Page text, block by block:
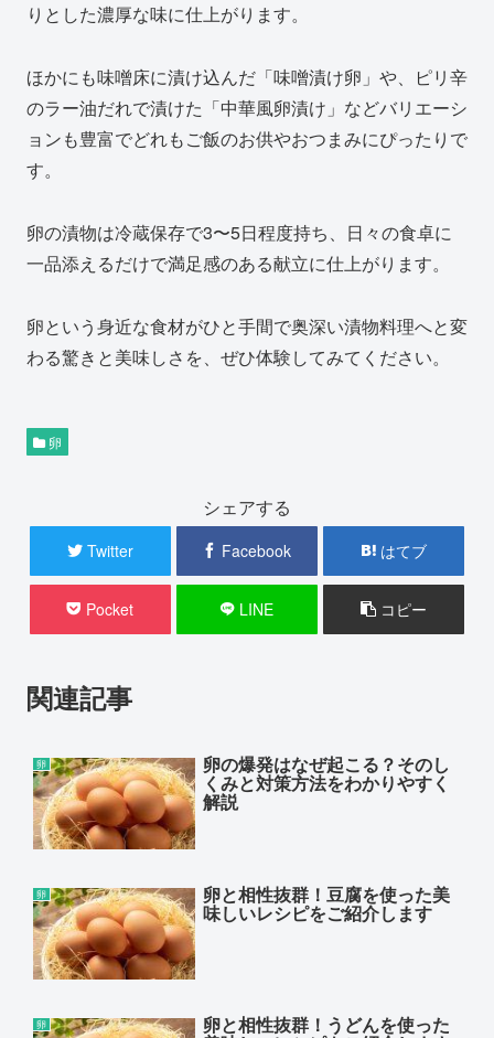
りとした濃厚な味に仕上がります。
ほかにも味噌床に漬け込んだ「味噌漬け卵」や、ピリ辛
のラー油だれで漬けた「中華風卵漬け」などバリエーシ
ョンも豊富でどれもご飯のお供やおつまみにぴったりで
す。
卵の漬物は冷蔵保存で3〜5日程度持ち、日々の食卓に
一品添えるだけで満足感のある献立に仕上がります。
卵という身近な食材がひと手間で奥深い漬物料理へと変
わる驚きと美味しさを、ぜひ体験してみてください。
卵
シェアする
Twitter Facebook はてブ
Pocket LINE コピー
関連記事
卵 卵の爆発はなぜ起こる？そのし
くみと対策方法をわかりやすく
解説
卵 卵と相性抜群！豆腐を使った美
味しいレシピをご紹介します
卵 卵と相性抜群！うどんを使った